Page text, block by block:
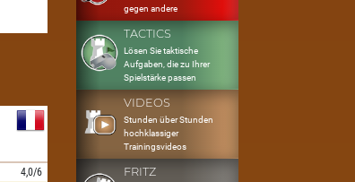
4,0/6
gegen andere
TACTICS
Lösen Sie taktische
Aufgaben, die zu Ihrer
Spielstärke passen
VIDEOS
Stunden über Stunden
hochklassiger
Trainingsvideos
FRITZ